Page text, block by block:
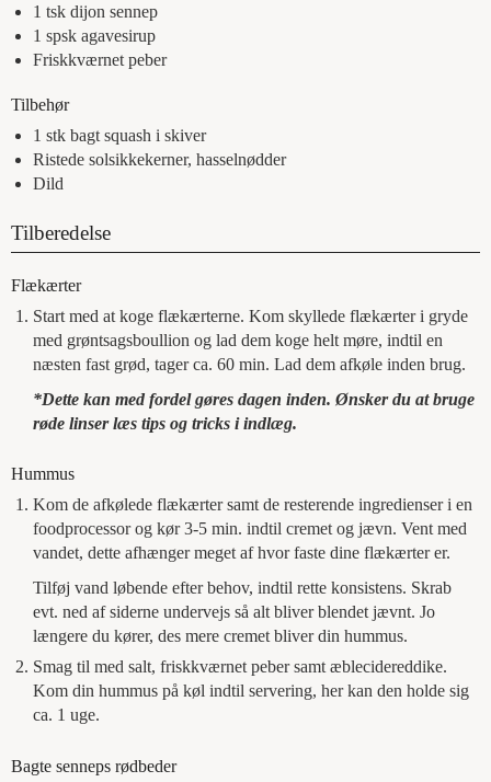
1 tsk dijon sennep
1 spsk agavesirup
Friskkværnet peber
Tilbehør
1 stk bagt squash i skiver
Ristede solsikkekerner, hasselnødder
Dild
Tilberedelse
Flækærter
Start med at koge flækærterne. Kom skyllede flækærter i gryde
med grøntsagsboullion og lad dem koge helt møre, indtil en
næsten fast grød, tager ca. 60 min. Lad dem afkøle inden brug.
*Dette kan med fordel gøres dagen inden. Ønsker du at bruge
røde linser læs tips og tricks i indlæg.
Hummus
Kom de afkølede flækærter samt de resterende ingredienser i en
foodprocessor og kør 3-5 min. indtil cremet og jævn. Vent med
vandet, dette afhænger meget af hvor faste dine flækærter er.
Tilføj vand løbende efter behov, indtil rette konsistens. Skrab
evt. ned af siderne undervejs så alt bliver blendet jævnt. Jo
længere du kører, des mere cremet bliver din hummus.
Smag til med salt, friskkværnet peber samt æblecidereddike.
Kom din hummus på køl indtil servering, her kan den holde sig
ca. 1 uge.
Bagte senneps rødbeder